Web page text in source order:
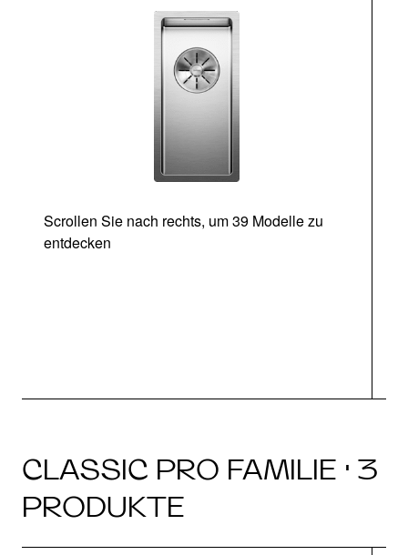
Scrollen Sie nach rechts, um 39 Modelle zu
entdecken
CLASSIC PRO FAMILIE · 3
PRODUKTE